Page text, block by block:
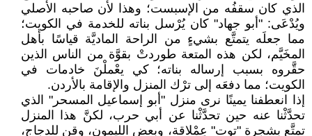
الذي كان سقفُه من الإسبست؛ وهذا لأن صاحبه الأصلي
ويُدْعَى: "أبو جهاد" كان يُرْسل بناته للخدمة في الكويت؛
مما جعلَه يتمتَّع بشيءٍ من الراحة الماديَّة قياسًا بأهل
المخَيَّم، لكن هذه المتعة طوردتْ بقوَّة من الناس الذين
حقَّروه بسبب إرساله بناته؛ كي يعْملْنَ خادمات في
الكويت؛ مما دفعَه إلى ترْك المنزل والإقامة بالأردن.
إذا انعطفنا يمينًا نرى منزل "أبو إسماعيل المسحر" الذي
تحدَّثْنا عنه حين تحدَّثْنا عن أبي حرب، لكنَّ هذا المنزل
تمتَّع بشجرة "توت" عِمْلاقة، وبعض الليمون، وقن للدجاج،